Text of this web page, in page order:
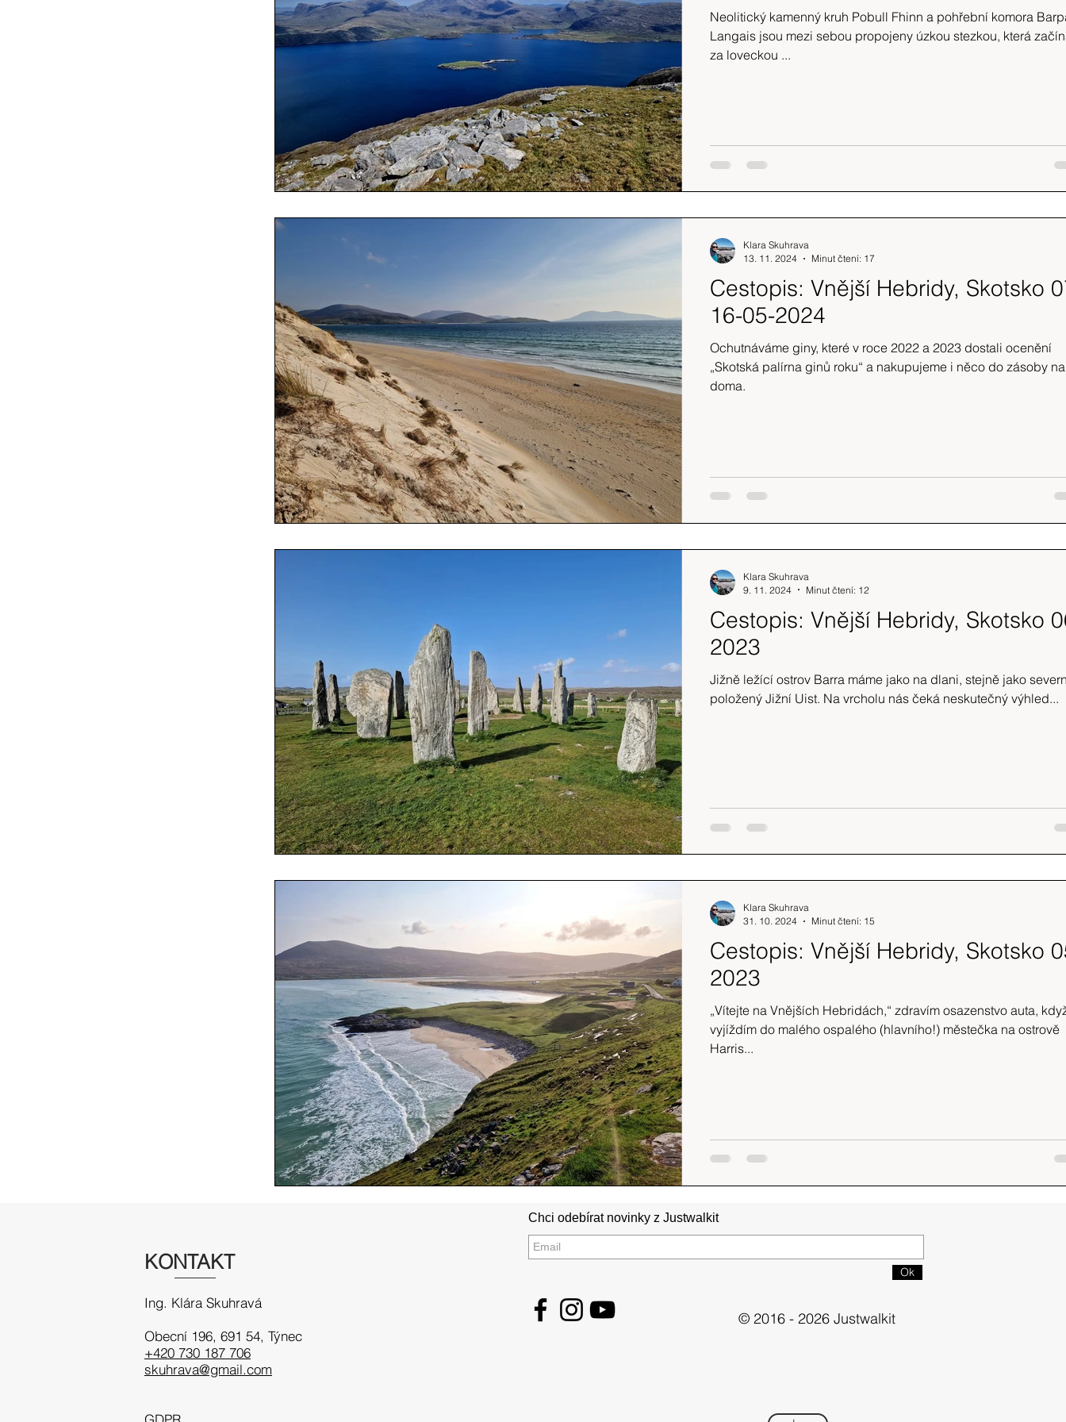
Neolitický kamenný kruh Pobull Fhinn a pohřební komora
Langais jsou mezi sebou propojeny úzkou stezkou, která
za loveckou ...
Cestopis: Vnější Hebridy, Skotsko
16-05-2024
Ochutnáváme giny, které v roce 2022 a 2023 dostali ocenění
„Skotská palírna ginů roku“ a nakupujeme i něco do zásoby na
doma.
Klara Skuhrava
13. 11. 2024
Minut čtení: 17
Cestopis: Vnější Hebridy, Skotsko
2023
Jižně ležící ostrov Barra máme jako na dlani, stejně jako
položený Jižní Uist. Na vrcholu nás čeká neskutečný výhled...
Klara Skuhrava
9. 11. 2024
Minut čtení: 12
Cestopis: Vnější Hebridy, Skotsko
2023
„Vítejte na Vnějších Hebridách,“ zdravím osazenstvo auta,
vyjíždím do malého ospalého (hlavního!) městečka na ostrově
Harris...
Klara Skuhrava
31. 10. 2024
Minut čtení: 15
Chci odebírat novinky z Justwalkit
Ok
KONTAKT
Ing. Klára Skuhravá
Obecní 196, 691 54, Týnec
+420 730 187 706
skuhrava@gmail.com
© 2016 - 2026 Justwalkit